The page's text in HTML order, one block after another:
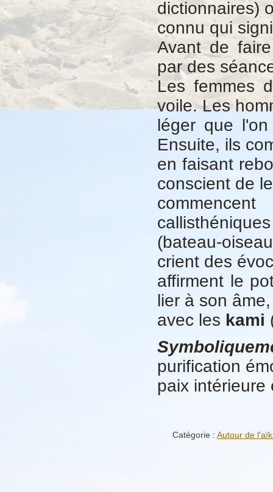
dictionnaires)
connu qui
Avant de
par des
Les femmes
voile. Les
léger que
Ensuite, ils
en faisant
conscient de
(bateau-
crient des
affirment le
lier à son
avec les kami
purification
paix intérieure
Catégorie : Autour de